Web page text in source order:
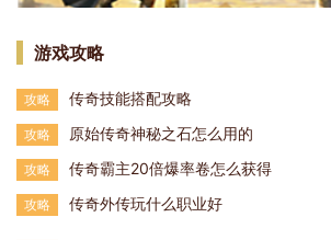
游戏攻略
攻略 传奇技能搭配攻略
攻略 原始传奇神秘之石怎么用的
攻略 传奇霸主20倍爆率卷怎么获得
攻略 传奇外传玩什么职业好